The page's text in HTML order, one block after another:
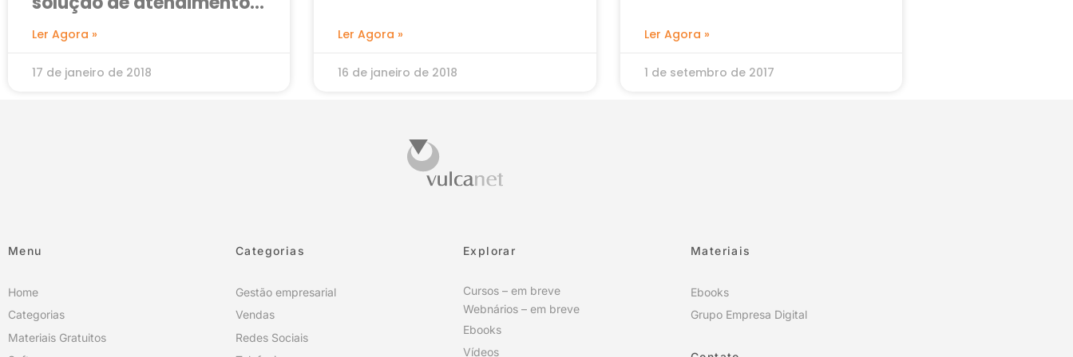
Ler Agora »
17 de janeiro de 2018
Ler Agora »
16 de janeiro de 2018
Ler Agora »
1 de setembro de 2017
Menu
Home
Categorias
Materiais Gratuitos
Categorias
Gestão empresarial
Vendas
Redes Sociais
Explorar
Cursos – em breve
Webnários – em breve
Ebooks
Vídeos
Materiais
Ebooks
Grupo Empresa Digital